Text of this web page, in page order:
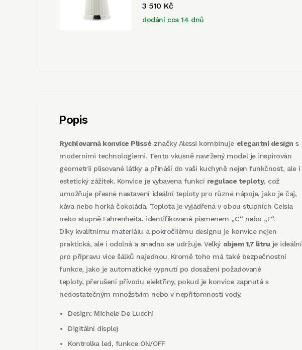
3 510 Kč
dodání cca 14 dnů
Popis
Rychlovarná konvice Plisséznačky Alessi kombinuje elegantní design s
moderními technologiemi. Tento vkusně navržený model je inspirován
geometrií plisované látky a přináší do vaší kuchyně nejen funkčnost, ale i
estetický zážitek. Konvice je vybavena funkcí regulace teploty, což
umožňuje přesné nastavení ideální teploty pro různé nápoje, jako je čaj,
káva nebo horká čokoláda. Teplota je vyjádřená v obou stupních Celsia
nebo stupně Fahrenheita, identifikované písmenem „C“ nebo „F“.
Díky kvalitnímu materiálu a pokročilému designu je konvice nejen
praktická, ale i odolná a snadno se udržuje. Velký objem 1,7 litru je ideální
pro přípravu více šálků najednou. Kromě toho má také bezpečnostní
funkce, jako je automatické vypnutí po dosažení požadované
teploty, přerušení přívodu elektřiny, pokud je konvice zapnutá s
nedostatečným množstvím nebo v nepřítomnosti vody.
Design: Michele De Lucchi
Digitální displej
Kontrolka led, funkce ON/OFF